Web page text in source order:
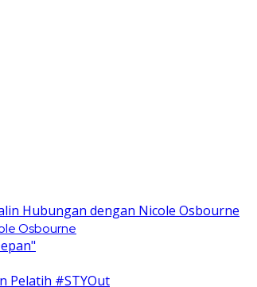
Osbourne